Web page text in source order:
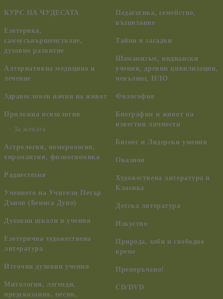
КУРС НА ЧУДЕСАТА
Езотерика,
самоусъвършенстване,
духовно развитие
Алтернативна медицина и
лечение
Здравословен начин на живот
Приложна психология
За жената
Астрология, номерология,
хиромантия, физиогномика
Радиестезия
Учението на Учителя Петър
Дънов (Беинса Дуно)
Духовни школи и учения
Езотерична художествена
литература
Източни духовни учения
Митология, легенди,
предсказания, песни,
Педагогика, семейство,
възпитание
Тайни и загадки
Шаманизъм, индиански
учения, древни цивилизации,
ченълинг, НЛО
Философия
Биографии и живот на
известни личности
Бизнес и Лидерски умения
Оказион
Художествена литература и
Класика
Детска литература
Изкуство
Природа, хоби и свободно
време
Препоръчано!
CD/DVD